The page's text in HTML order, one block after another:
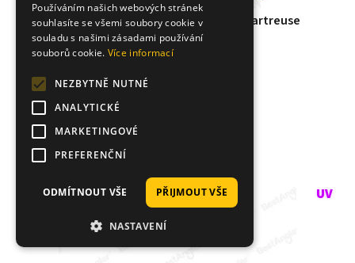
Keitech Easy Shiner 3" Motoroil / Chartreuse
DOČASNĚ VYPRODÁNO
DETAIL PRODUKTU
5,0 3x
Používáním našich webových stránek
souhlasíte se všemi soubory cookie v
souladu s našimi zásadami používání
souborů cookie. Více informací
NEZBYTNĚ NUTNÉ
ANALYTICKÉ
MARKETINGOVÉ
PREFERENČNÍ
PŘIJMOUT VŠE
ODMÍTNOUT VŠE
NASTAVENÍ